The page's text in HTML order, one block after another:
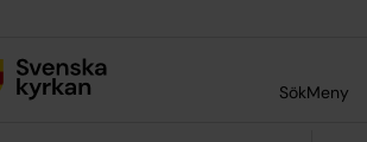
SökMeny